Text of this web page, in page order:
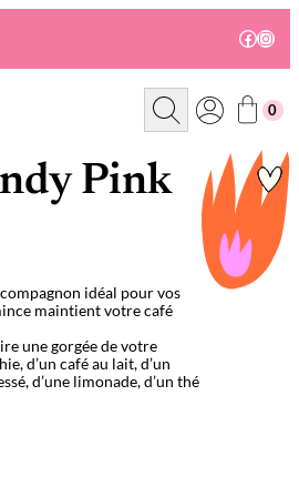
R
c
e
r
0
Pink
idéal pour vos
maintient votre café
une gorgée de votre
d’un café au lait, d’un
d’une limonade, d’un thé